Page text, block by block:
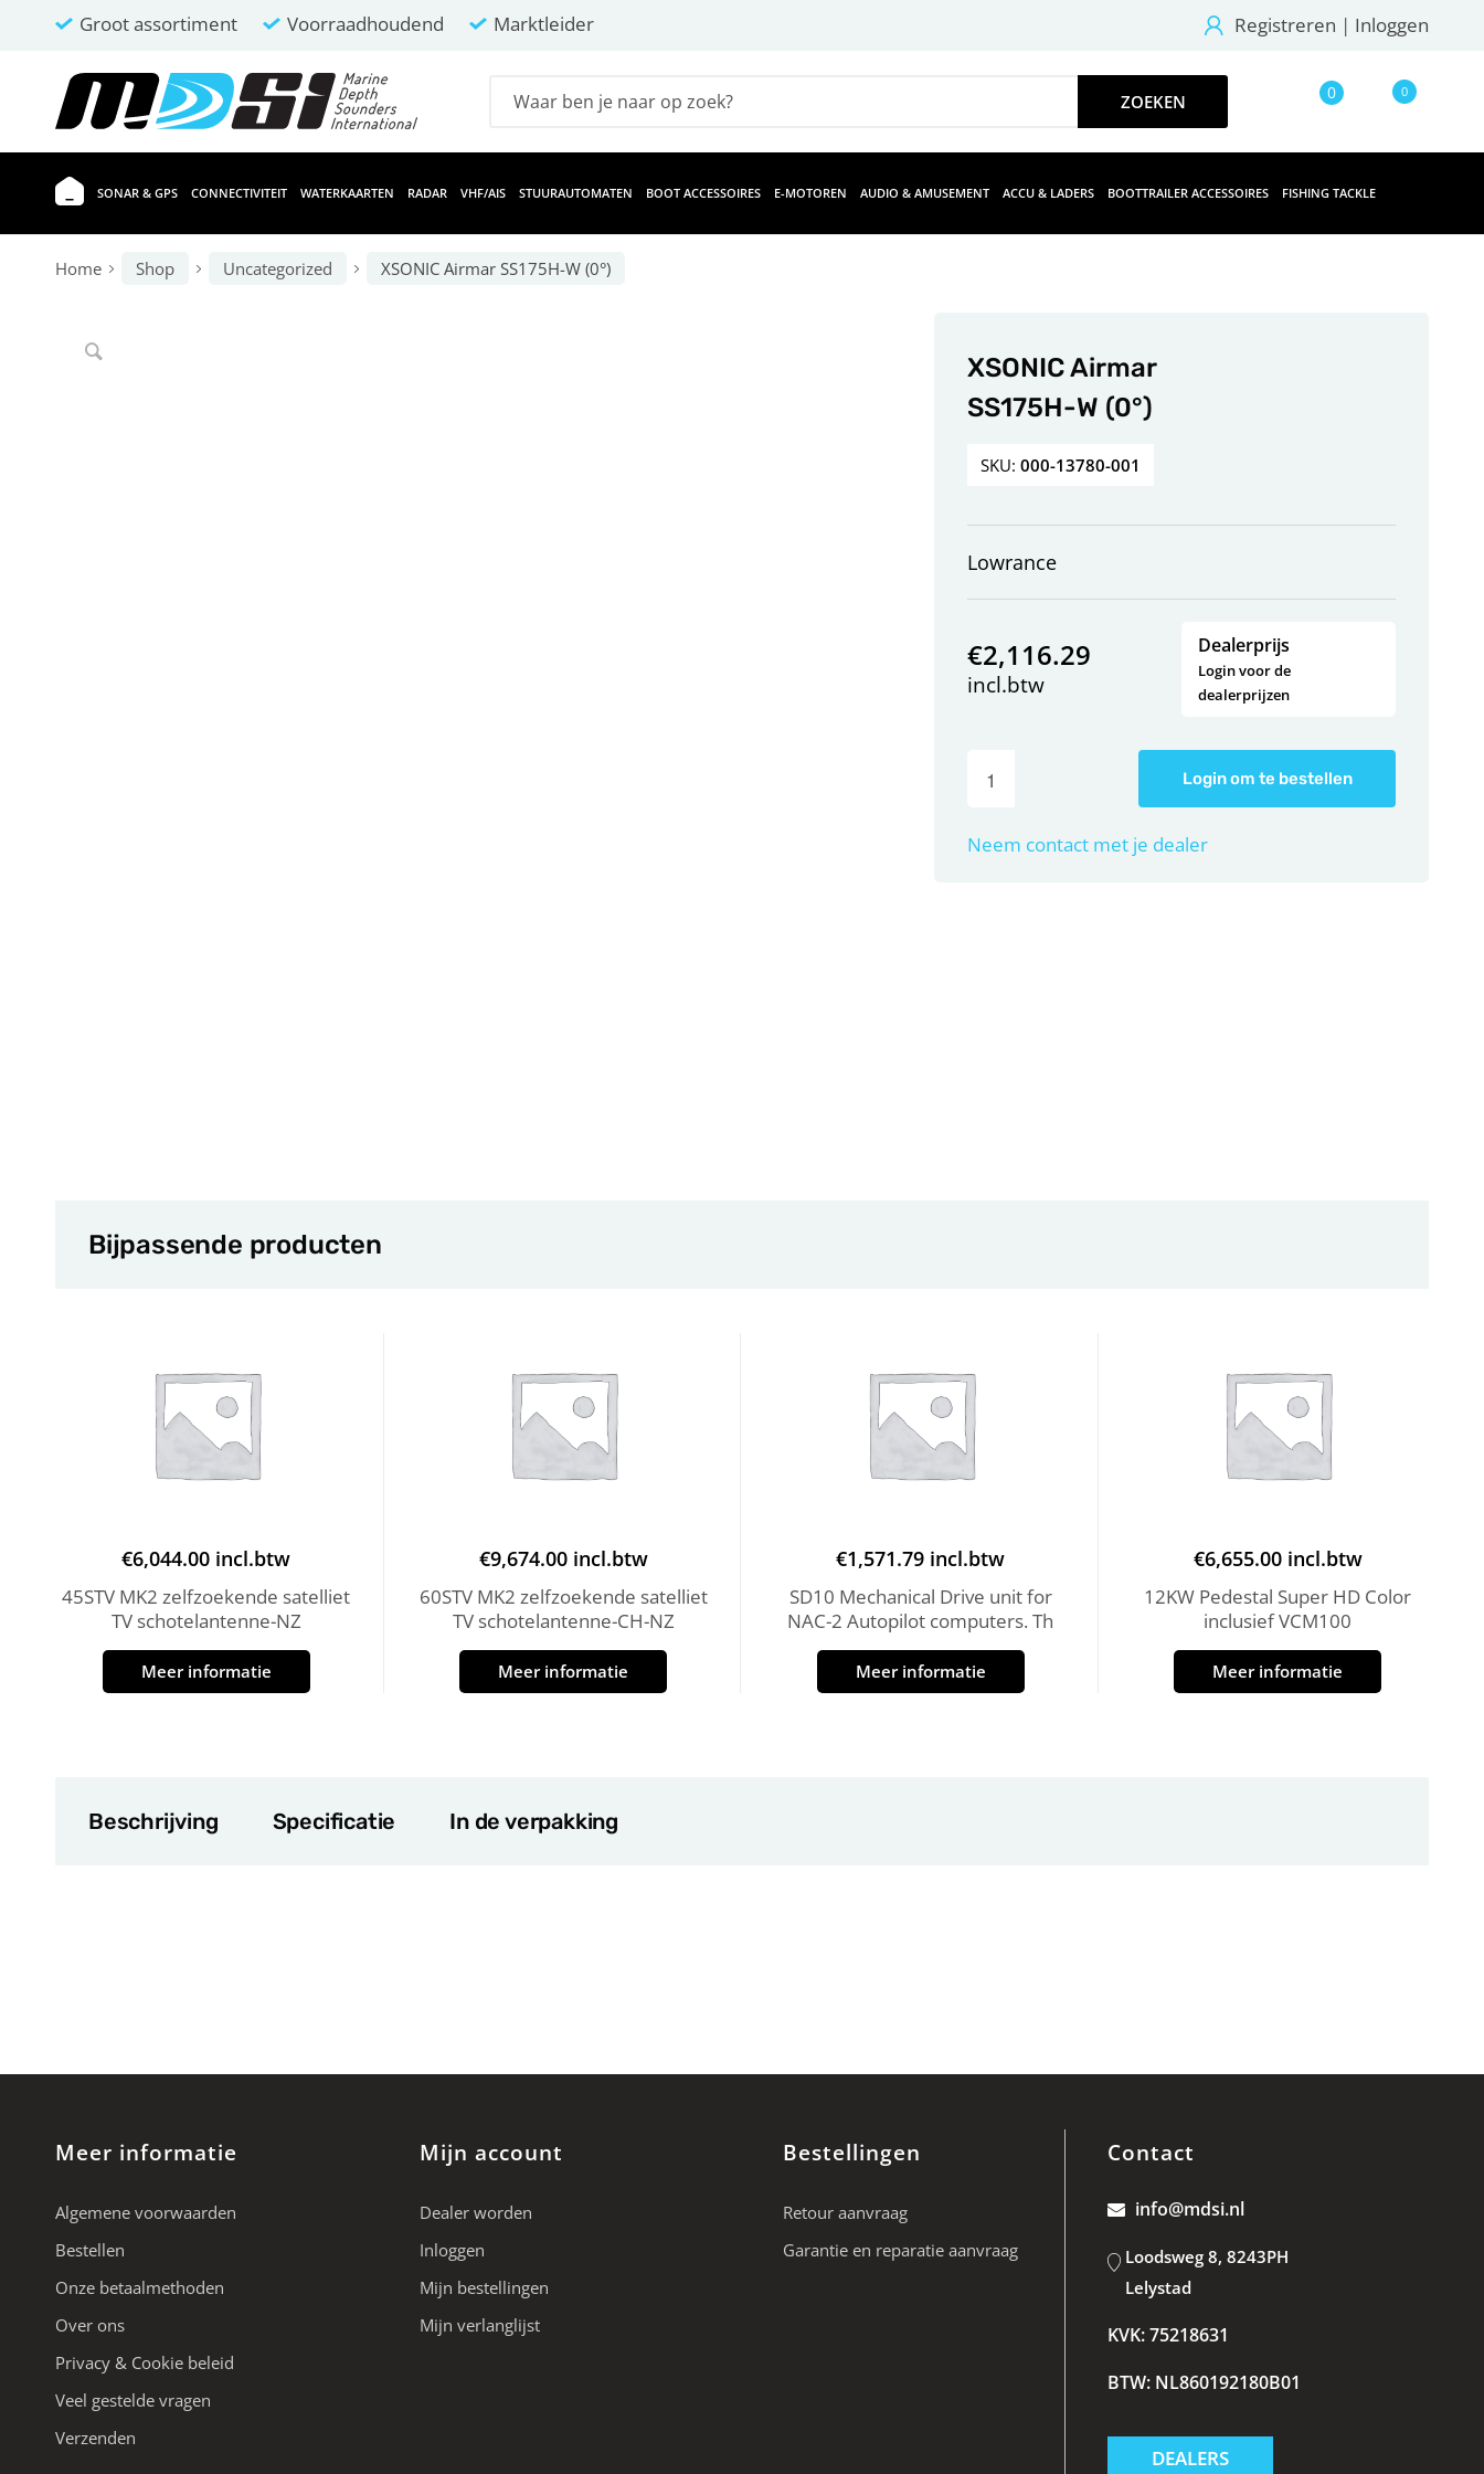
Groot assortiment Voorraadhoudend Marktleider Registreren | Inloggen
0 0
SONAR & GPS CONNECTIVITEIT WATERKAARTEN RADAR VHF/AIS STUURAUTOMATEN BOOT ACCESSOIRES E-MOTOREN AUDIO & AMUSEMENT ACCU & LADERS BOOTTRAILER ACCESSOIRES FISHING TACKLE
Home Shop Uncategorized XSONIC Airmar SS175H-W (0°)
XSONIC Airmar
SS175H-W (0°)
SKU:000-13780-001
Lowrance
€2,116.29
incl.btw
Dealerprijs
Login voor de
dealerprijzen
Login om te bestellen
Neem contact met je dealer
Bijpassende producten
€6,044.00 incl.btw
45STV MK2 zelfzoekende satelliet
TV schotelantenne-NZ
Meer informatie
€9,674.00 incl.btw
60STV MK2 zelfzoekende satelliet
TV schotelantenne-CH-NZ
Meer informatie
€1,571.79 incl.btw
SD10 Mechanical Drive unit for
NAC-2 Autopilot computers. Th
Meer informatie
€6,655.00 incl.btw
12KW Pedestal Super HD Color
inclusief VCM100
Meer informatie
Beschrijving Specificatie In de verpakking
Meer informatie
Algemene voorwaarden
Bestellen
Onze betaalmethoden
Over ons
Privacy & Cookie beleid
Veel gestelde vragen
Verzenden
Mijn account
Dealer worden
Inloggen
Mijn bestellingen
Mijn verlanglijst
Bestellingen
Retour aanvraag
Garantie en reparatie aanvraag
Contact
info@mdsi.nl
Loodsweg 8, 8243PH
Lelystad
KVK: 75218631
BTW: NL860192180B01
DEALERS